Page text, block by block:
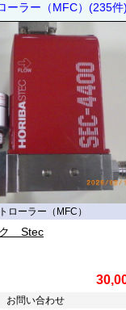
ーラー（MFC）(235
ローラー（MFC）
ク Stec
お問い合わせ